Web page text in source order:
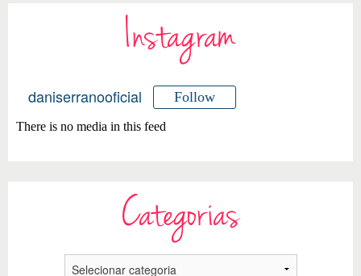
Instagram
daniserranooficial Follow
There is no media in this feed
Categorias